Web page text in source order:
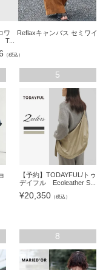
ワ Reflaxキャンバス セミワイ
T...
（税込）
5
【予約】TODAYFUL/トゥ
デイフル Ecoleather S...
¥20,350（税込）
8